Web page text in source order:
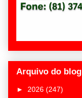
Arquivo do blog
► 2026 (247)